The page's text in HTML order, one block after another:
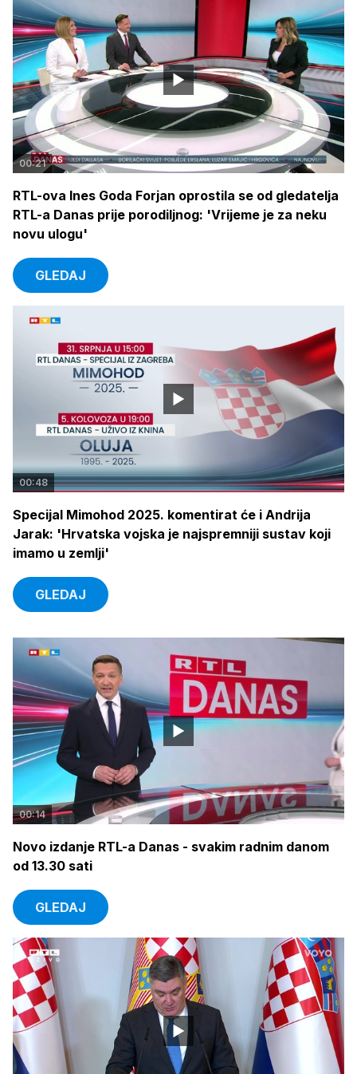
00:21
RTL-ova Ines Goda Forjan oprostila se od gledatelja
RTL-a Danas prije porodiljnog: 'Vrijeme je za neku
novu ulogu'
GLEDAJ
00:48
Specijal Mimohod 2025. komentirat će i Andrija
Jarak: 'Hrvatska vojska je najspremniji sustav koji
imamo u zemlji'
GLEDAJ
00:14
Novo izdanje RTL-a Danas - svakim radnim danom
od 13.30 sati
GLEDAJ